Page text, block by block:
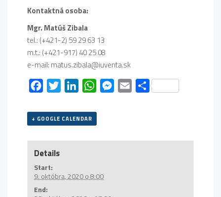
Kontaktná osoba:
Mgr. Matúš Zibala
tel.: (+421-2) 59 29 63 13
m.t.: (+421-917) 40 25 08
e-mail: matus.zibala@iuventa.sk
FacebookTwitterLinkedInWhatsAppMessenger
Email Share
+ GOOGLE CALENDAR
Details
Start:
9. októbra, 2020 o 8:00
End: